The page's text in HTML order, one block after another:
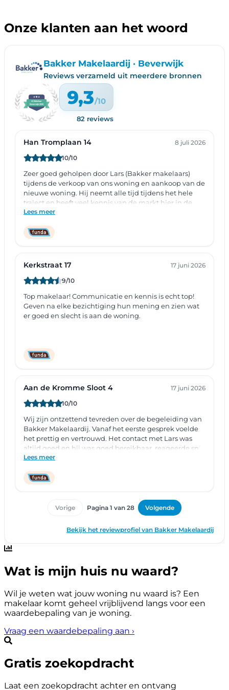
Onze klanten aan het woord
Wat is mijn huis nu waard?
Wil je weten wat jouw woning nu waard is? Een
makelaar komt geheel vrijblijvend langs voor een
waardebepaling van je woning.
Vraag een waardebepaling aan ›
Gratis zoekopdracht
Laat een zoekopdracht achter en ontvang